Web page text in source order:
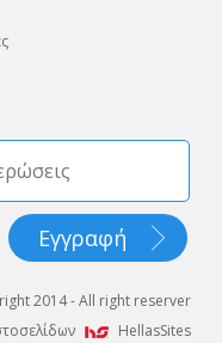
2014 - All right reserver
HellasSites